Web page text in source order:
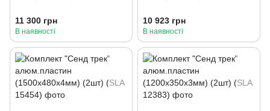
11 300 грн
В наявності
10 923 грн
В наявності